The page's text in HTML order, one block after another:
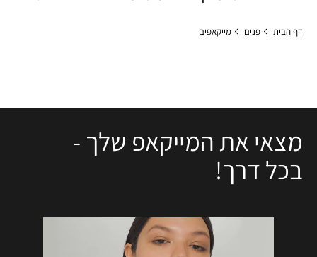
דף הבית פנים מייקאפים
מצאי את המייקאפ שלך -
בכל דרך!